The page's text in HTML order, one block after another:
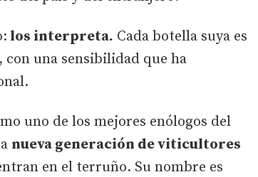
los interpreta. Cada botella suya es
una sensibilidad que ha
uno de los mejores enólogos del
nueva generación de viticultores
en el terruño. Su nombre es